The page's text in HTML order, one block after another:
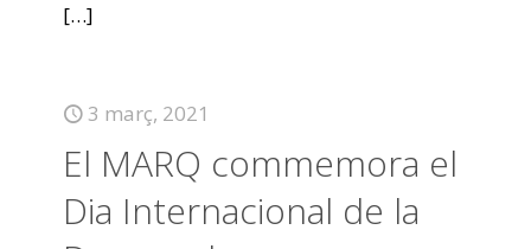
[…]
3 març, 2021
El MARQ commemora el
Dia Internacional de la